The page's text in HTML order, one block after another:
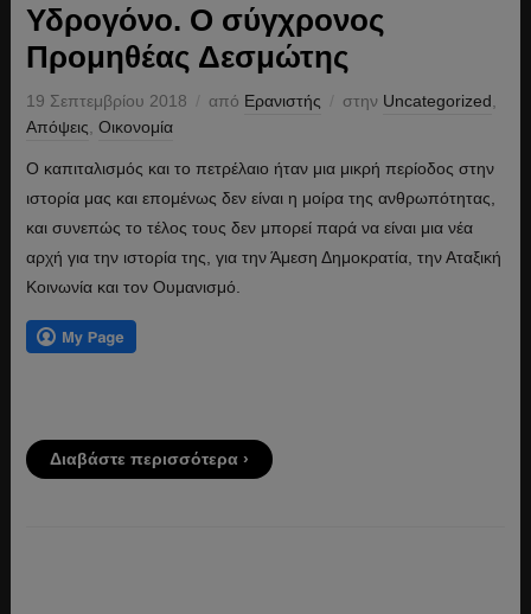
Υδρογόνο. Ο σύγχρονος
Προμηθέας Δεσμώτης
19 Σεπτεμβρίου 2018 από Ερανιστής στην Uncategorized
Απόψεις Οικονομία
Ο καπιταλισμός και το πετρέλαιο ήταν μια μικρή περίοδος στην
ιστορία μας και επομένως δεν είναι η μοίρα της ανθρωπότητας,
και συνεπώς το τέλος τους δεν μπορεί παρά να είναι μια νέα
αρχή για την ιστορία της, για την Άμεση Δημοκρατία, την Αταξική
Κοινωνία και τον Ουμανισμό.
Διαβάστε περισσότερα ›